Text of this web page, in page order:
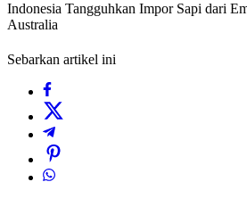
Indonesia Tangguhkan Impor Sapi dari
Australia
Sebarkan artikel ini